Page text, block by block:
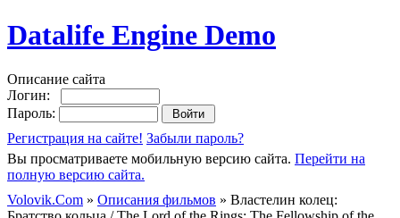
Datalife Engine Demo
Описание сайта
Логин:
Пароль:
Регистрация на сайте! Забыли пароль?
Вы просматриваете мобильную версию сайта. Перейти на
полную версию сайта.
Volovik.Com » Описания фильмов » Властелин колец: